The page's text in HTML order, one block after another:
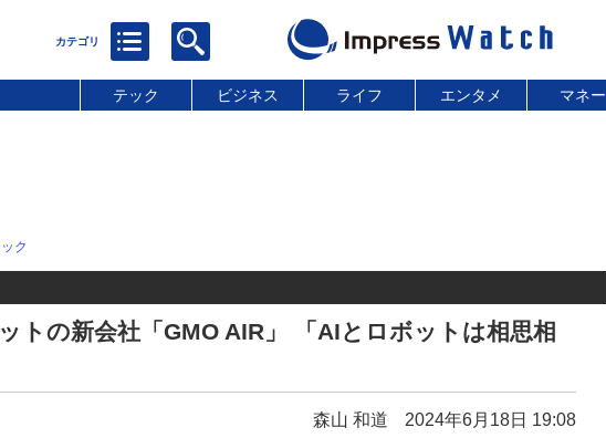
テック ビジネス ライフ エンタメ マネー
ク
トの新会社「GMO AIR」 「AIとロボットは相思相
森山 和道 2024年6月18日 19:08